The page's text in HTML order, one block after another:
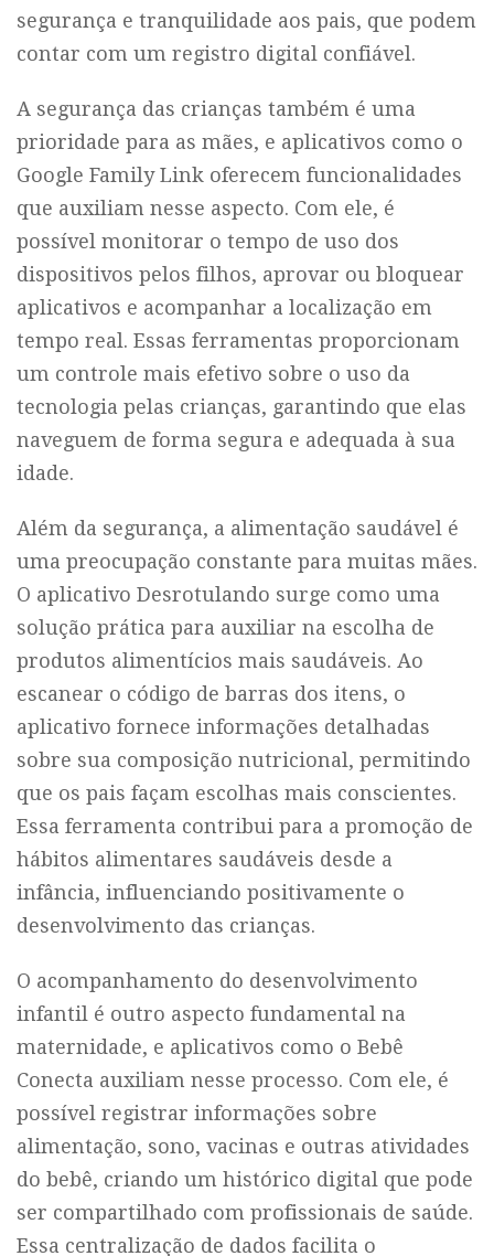
segurança e tranquilidade aos pais, que podem
contar com um registro digital confiável.
A segurança das crianças também é uma
prioridade para as mães, e aplicativos como o
Google Family Link oferecem funcionalidades
que auxiliam nesse aspecto. Com ele, é
possível monitorar o tempo de uso dos
dispositivos pelos filhos, aprovar ou bloquear
aplicativos e acompanhar a localização em
tempo real. Essas ferramentas proporcionam
um controle mais efetivo sobre o uso da
tecnologia pelas crianças, garantindo que elas
naveguem de forma segura e adequada à sua
idade.
Além da segurança, a alimentação saudável é
uma preocupação constante para muitas mães.
O aplicativo Desrotulando surge como uma
solução prática para auxiliar na escolha de
produtos alimentícios mais saudáveis. Ao
escanear o código de barras dos itens, o
aplicativo fornece informações detalhadas
sobre sua composição nutricional, permitindo
que os pais façam escolhas mais conscientes.
Essa ferramenta contribui para a promoção de
hábitos alimentares saudáveis desde a
infância, influenciando positivamente o
desenvolvimento das crianças.
O acompanhamento do desenvolvimento
infantil é outro aspecto fundamental na
maternidade, e aplicativos como o Bebê
Conecta auxiliam nesse processo. Com ele, é
possível registrar informações sobre
alimentação, sono, vacinas e outras atividades
do bebê, criando um histórico digital que pode
ser compartilhado com profissionais de saúde.
Essa centralização de dados facilita o